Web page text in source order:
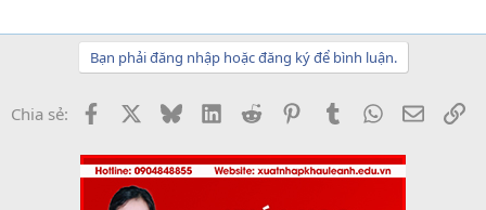
Bạn phải đăng nhập hoặc đăng ký để bình luận.
Chia sẻ: Facebook BlueskyLinkedInReddit PinterestTumblrWhatsApp
Email